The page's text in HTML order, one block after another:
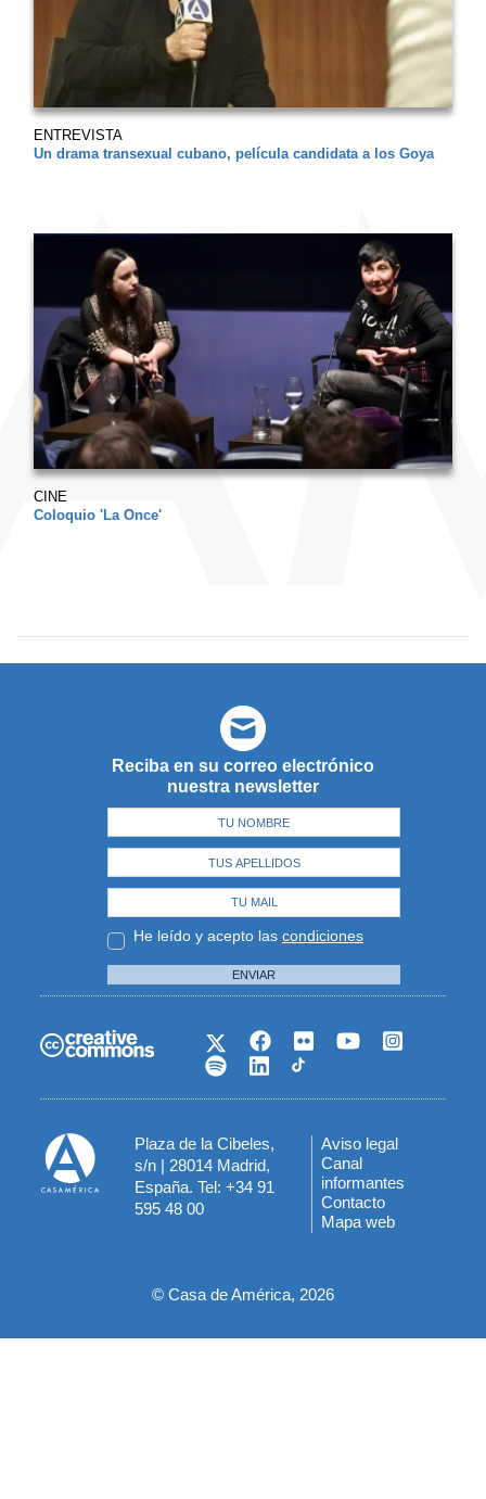
ENTREVISTA
Un drama transexual cubano, película candidata a los Goya
CINE
Coloquio 'La Once'
Reciba en su correo electrónico
nuestra newsletter
He leído y acepto las condiciones
ENVIAR
Plaza de la Cibeles,
s/n | 28014 Madrid,
España. Tel: +34 91
595 48 00
Menú
del
pie
Aviso legal
Canal
informantes
Contacto
Mapa web
© Casa de América, 2026